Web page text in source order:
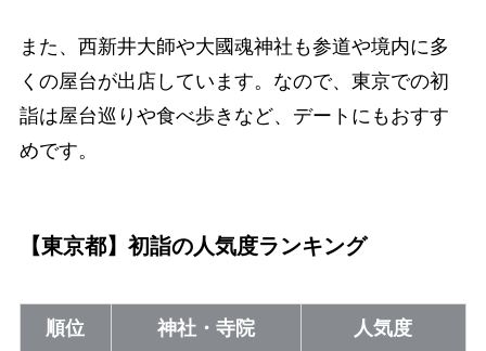
また、西新井大師や大國魂神社も参道や境内に多
くの屋台が出店しています。なので、東京での初
詣は屋台巡りや食べ歩きなど、デートにもおすす
めです。
【東京都】初詣の人気度ランキング
順位 神社・寺院 人気度